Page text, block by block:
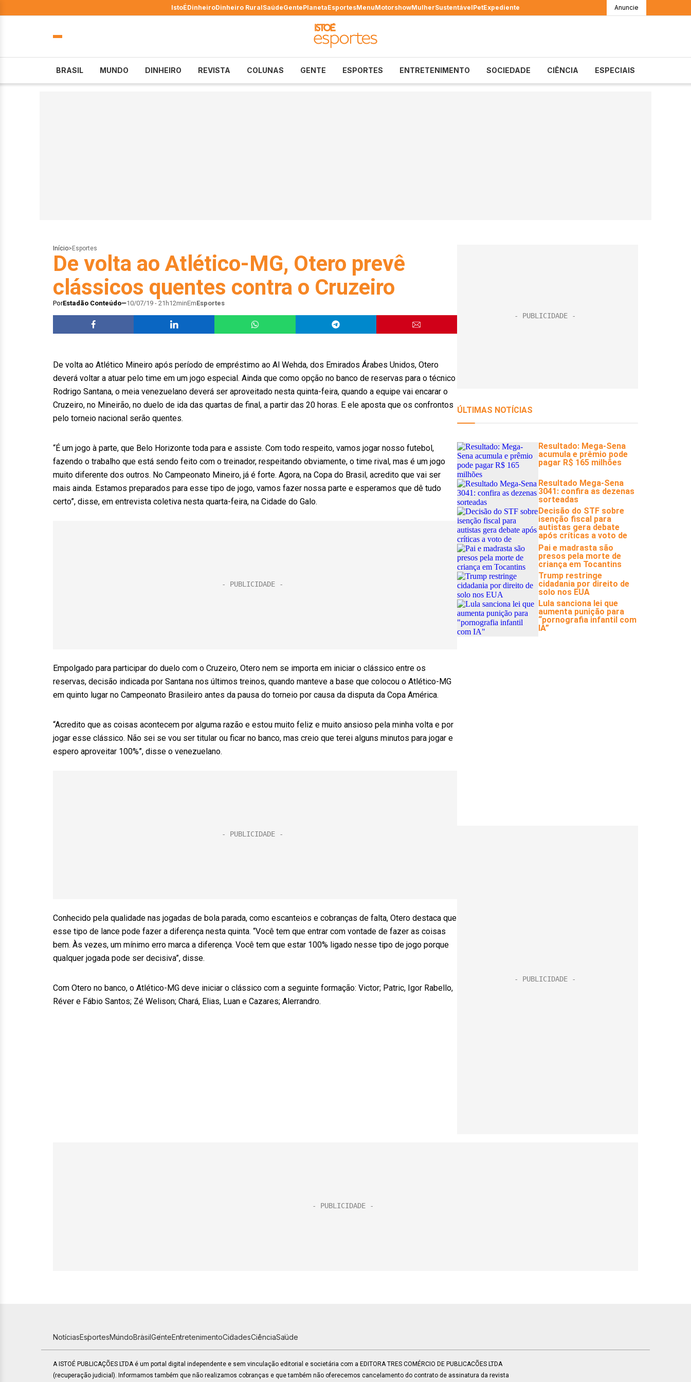
IstoÉDinheiroDinheiro RuralSaúdeGentePlanetaEsportesMenuMotorshowMulherSustentávelPetExpediente Anuncie
BRASIL MUNDO DINHEIRO REVISTA COLUNAS GENTE ESPORTES ENTRETENIMENTO SOCIEDADE CIÊNCIA ESPECIAIS
Início> Esportes
De volta ao Atlético-MG, Otero prevê
clássicos quentes contra o Cruzeiro
PorEstadão Conteúdo 10/07/19 - 21h12minEmEsportes
De volta ao Atlético Mineiro após período de empréstimo ao Al Wehda, dos Emirados Árabes Unidos, Otero
deverá voltar a atuar pelo time em um jogo especial. Ainda que como opção no banco de reservas para o técnico
Rodrigo Santana, o meia venezuelano deverá ser aproveitado nesta quinta-feira, quando a equipe vai encarar o
Cruzeiro, no Mineirão, no duelo de ida das quartas de final, a partir das 20 horas. E ele aposta que os confrontos
pelo torneio nacional serão quentes.
“É um jogo à parte, que Belo Horizonte toda para e assiste. Com todo respeito, vamos jogar nosso futebol,
fazendo o trabalho que está sendo feito com o treinador, respeitando obviamente, o time rival, mas é um jogo
muito diferente dos outros. No Campeonato Mineiro, já é forte. Agora, na Copa do Brasil, acredito que vai ser
mais ainda. Estamos preparados para esse tipo de jogo, vamos fazer nossa parte e esperamos que dê tudo
certo”, disse, em entrevista coletiva nesta quarta-feira, na Cidade do Galo.
Empolgado para participar do duelo com o Cruzeiro, Otero nem se importa em iniciar o clássico entre os
reservas, decisão indicada por Santana nos últimos treinos, quando manteve a base que colocou o Atlético-MG
em quinto lugar no Campeonato Brasileiro antes da pausa do torneio por causa da disputa da Copa América.
“Acredito que as coisas acontecem por alguma razão e estou muito feliz e muito ansioso pela minha volta e por
jogar esse clássico. Não sei se vou ser titular ou ficar no banco, mas creio que terei alguns minutos para jogar e
espero aproveitar 100%”, disse o venezuelano.
Conhecido pela qualidade nas jogadas de bola parada, como escanteios e cobranças de falta, Otero destaca que
esse tipo de lance pode fazer a diferença nesta quinta. “Você tem que entrar com vontade de fazer as coisas
bem. Às vezes, um mínimo erro marca a diferença. Você tem que estar 100% ligado nesse tipo de jogo porque
qualquer jogada pode ser decisiva”, disse.
Com Otero no banco, o Atlético-MG deve iniciar o clássico com a seguinte formação: Victor; Patric, Igor Rabello,
Réver e Fábio Santos; Zé Welison; Chará, Elias, Luan e Cazares; Alerrandro.
NotíciasEsportesMundoBrasilGenteEntretenimentoCidadesCiênciaSaúde
A ISTOÉ PUBLICAÇÕES LTDA é um portal digital independente e sem vinculação editorial e societária com a EDITORA TRES COMÉRCIO DE PUBLICACÕES LTDA
(recuperação judicial). Informamos também que não realizamos cobranças e que também não oferecemos cancelamento do contrato de assinatura da revista